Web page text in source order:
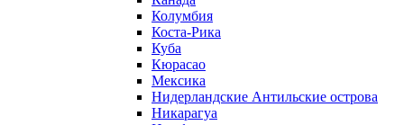
Колумбия
Коста-Рика
Куба
Кюрасао
Мексика
Нидерландские Антильские острова
Никарагуа